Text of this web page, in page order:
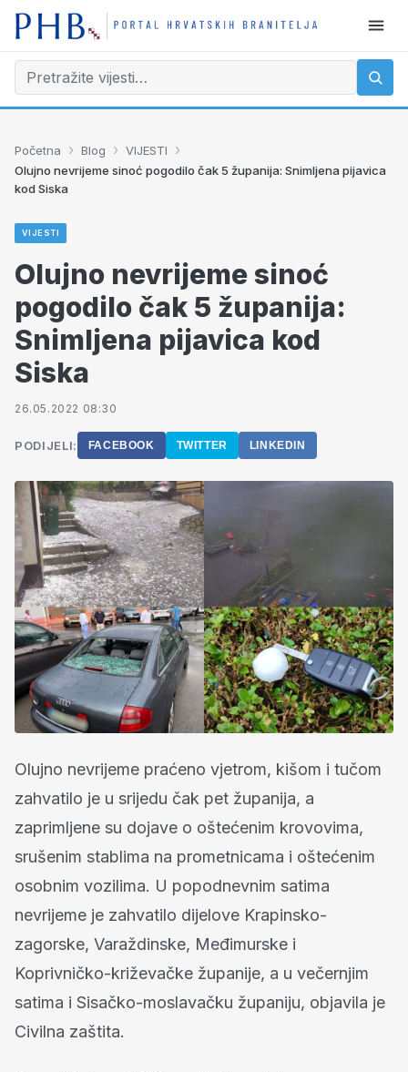
Početna › Blog › VIJESTI ›
Olujno nevrijeme sinoć pogodilo čak 5 županija: Snimljena pijavica
kod Siska
VIJESTI
Olujno nevrijeme sinoć
pogodilo čak 5 županija:
Snimljena pijavica kod
Siska
26.05.2022 08:30
PODIJELI: FACEBOOK TWITTER LINKEDIN
Olujno nevrijeme praćeno vjetrom, kišom i tučom
zahvatilo je u srijedu čak pet županija, a
zaprimljene su dojave o oštećenim krovovima,
srušenim stablima na prometnicama i oštećenim
osobnim vozilima. U popodnevnim satima
nevrijeme je zahvatilo dijelove Krapinsko-
zagorske, Varaždinske, Međimurske i
Koprivničko-križevačke županije, a u večernjim
satima i Sisačko-moslavačku županiju, objavila je
Civilna zaštita.